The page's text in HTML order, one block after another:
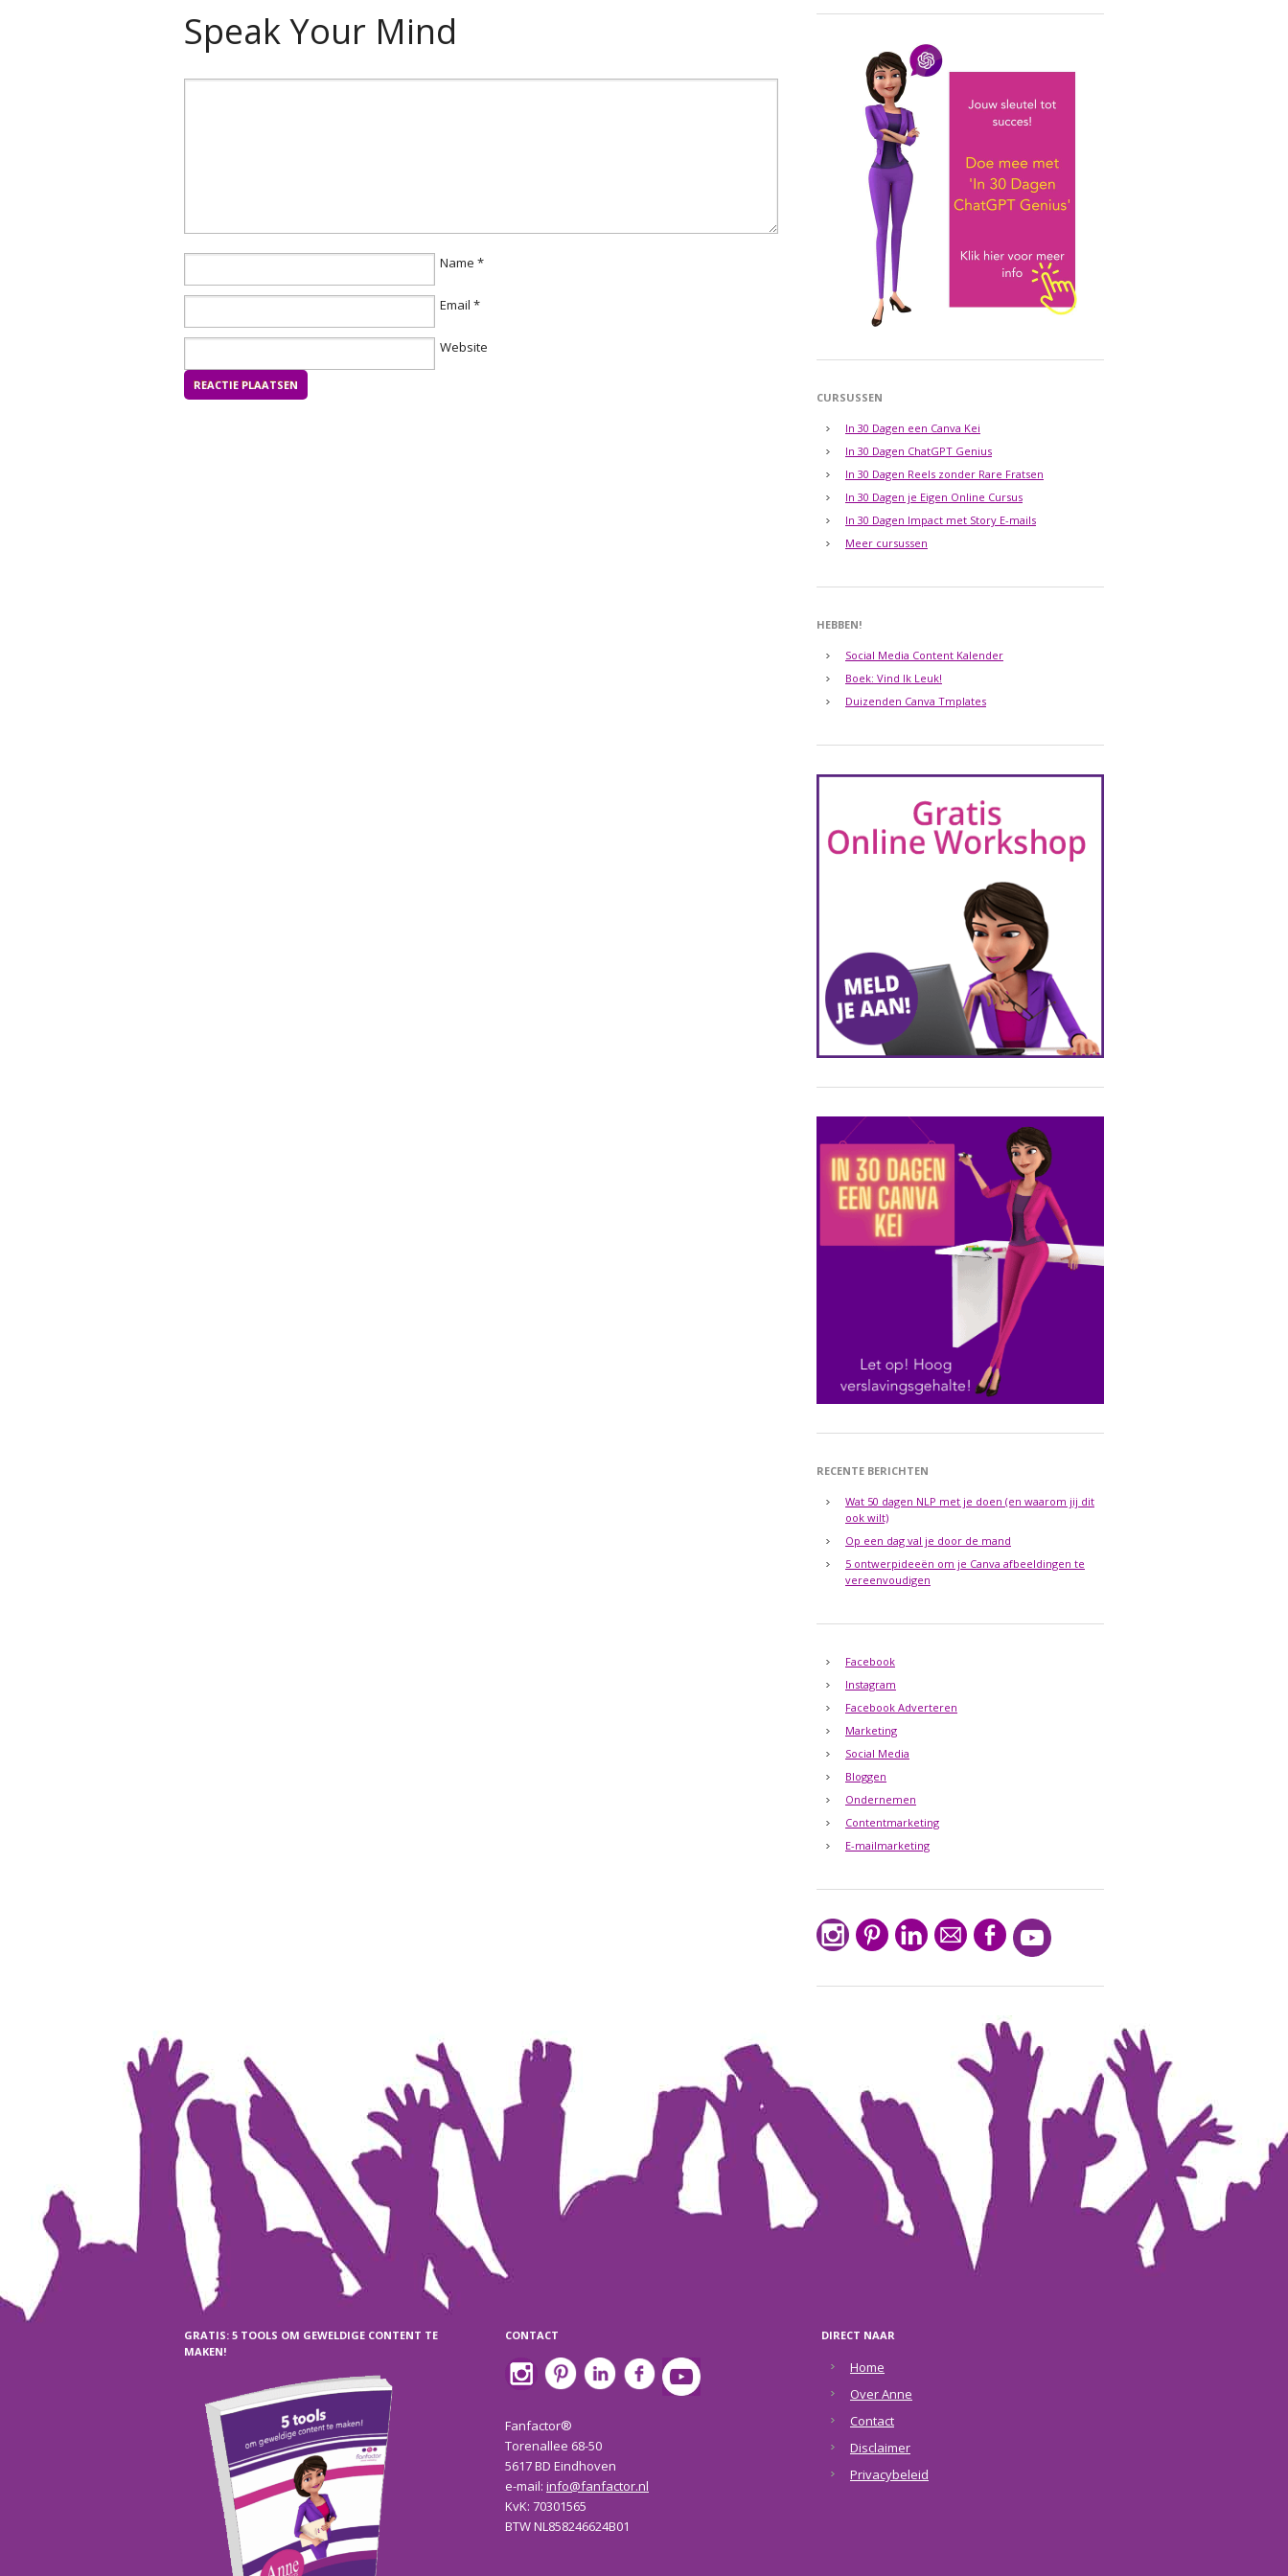
Speak Your Mind
Name *
Email *
Website
CURSUSSEN
In 30 Dagen een Canva Kei
In 30 Dagen ChatGPT Genius
In 30 Dagen Reels zonder Rare Fratsen
In 30 Dagen je Eigen Online Cursus
In 30 Dagen Impact met Story E-mails
Meer cursussen
HEBBEN!
Social Media Content Kalender
Boek: Vind Ik Leuk!
Duizenden Canva Tmplates
RECENTE BERICHTEN
Wat 50 dagen NLP met je doen (en waarom jij dit
ook wilt)
Op een dag val je door de mand
5 ontwerpideeën om je Canva afbeeldingen te
vereenvoudigen
Facebook
Instagram
Facebook Adverteren
Marketing
Social Media
Bloggen
Ondernemen
Contentmarketing
E-mailmarketing
GRATIS: 5 TOOLS OM GEWELDIGE CONTENT TE
MAKEN!
CONTACT
Fanfactor®
Torenallee 68-50
5617 BD Eindhoven
e-mail: info@fanfactor.nl
KvK: 70301565
BTW NL858246624B01
DIRECT NAAR
Home
Over Anne
Contact
Disclaimer
Privacybeleid